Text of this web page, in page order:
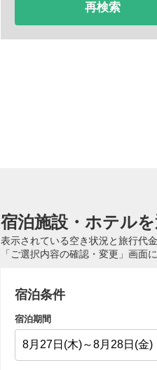
再検索
宿泊施設・ホテル
表示されている空き状況と旅行代
「ご選択内容の確認・変更」画面
宿泊条件
宿泊期間